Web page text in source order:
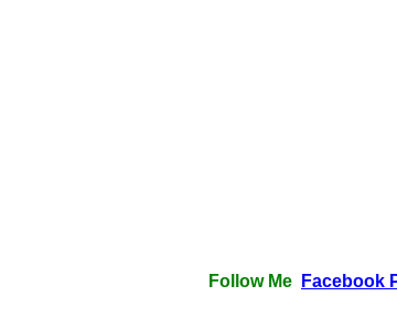
Follow Me Facebook